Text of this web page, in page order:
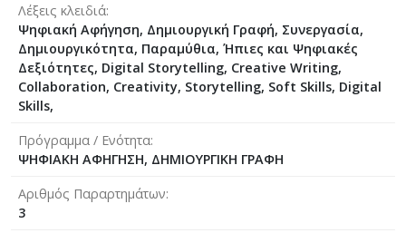
Λέξεις κλειδιά
Ψηφιακή Αφήγηση, Δημιουργική Γραφή, Συνεργασία,
Δημιουργικότητα, Παραμύθια, Ήπιες και Ψηφιακές
Δεξιότητες, Digital Storytelling, Creative Writing,
Collaboration, Creativity, Storytelling, Soft Skills, Digital
Skills,
Πρόγραμμα / Ενότητα
ΨΗΦΙΑΚΗ ΑΦΗΓΗΣΗ, ΔΗΜΙΟΥΡΓΙΚΗ ΓΡΑΦΗ
Αριθμός Παραρτημάτων
3